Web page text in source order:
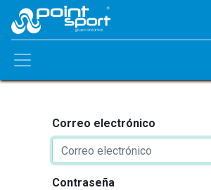
Correo electrónico
Contraseña